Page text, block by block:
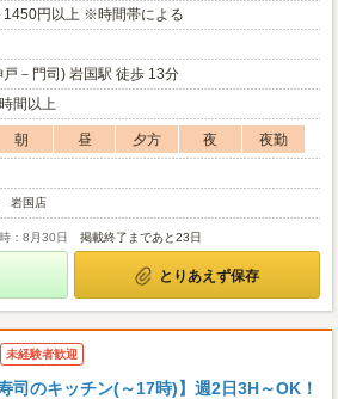
1450円以上 ※時間帯による
戸－門司) 岩国駅 徒歩 13分
間以上
朝 昼 夕方 夜
夜勤
岩国店
：8月30日 掲載終了まであと23日
とりあえず保存
未経験者歓迎
寿司のキッチン(～17時)】週2日3H～OK！